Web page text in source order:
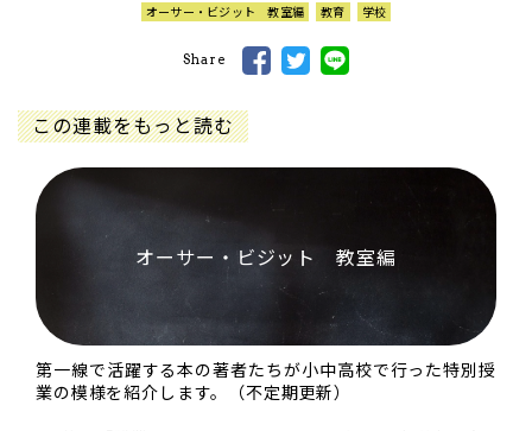
オーサー・ビジット 教室編 教育 学校
Share
この連載をもっと読む
オーサー・ビジット 教室編
第一線で活躍する本の著者たちが小中高校で行った特別授
業の模様を紹介します。（不定期更新）